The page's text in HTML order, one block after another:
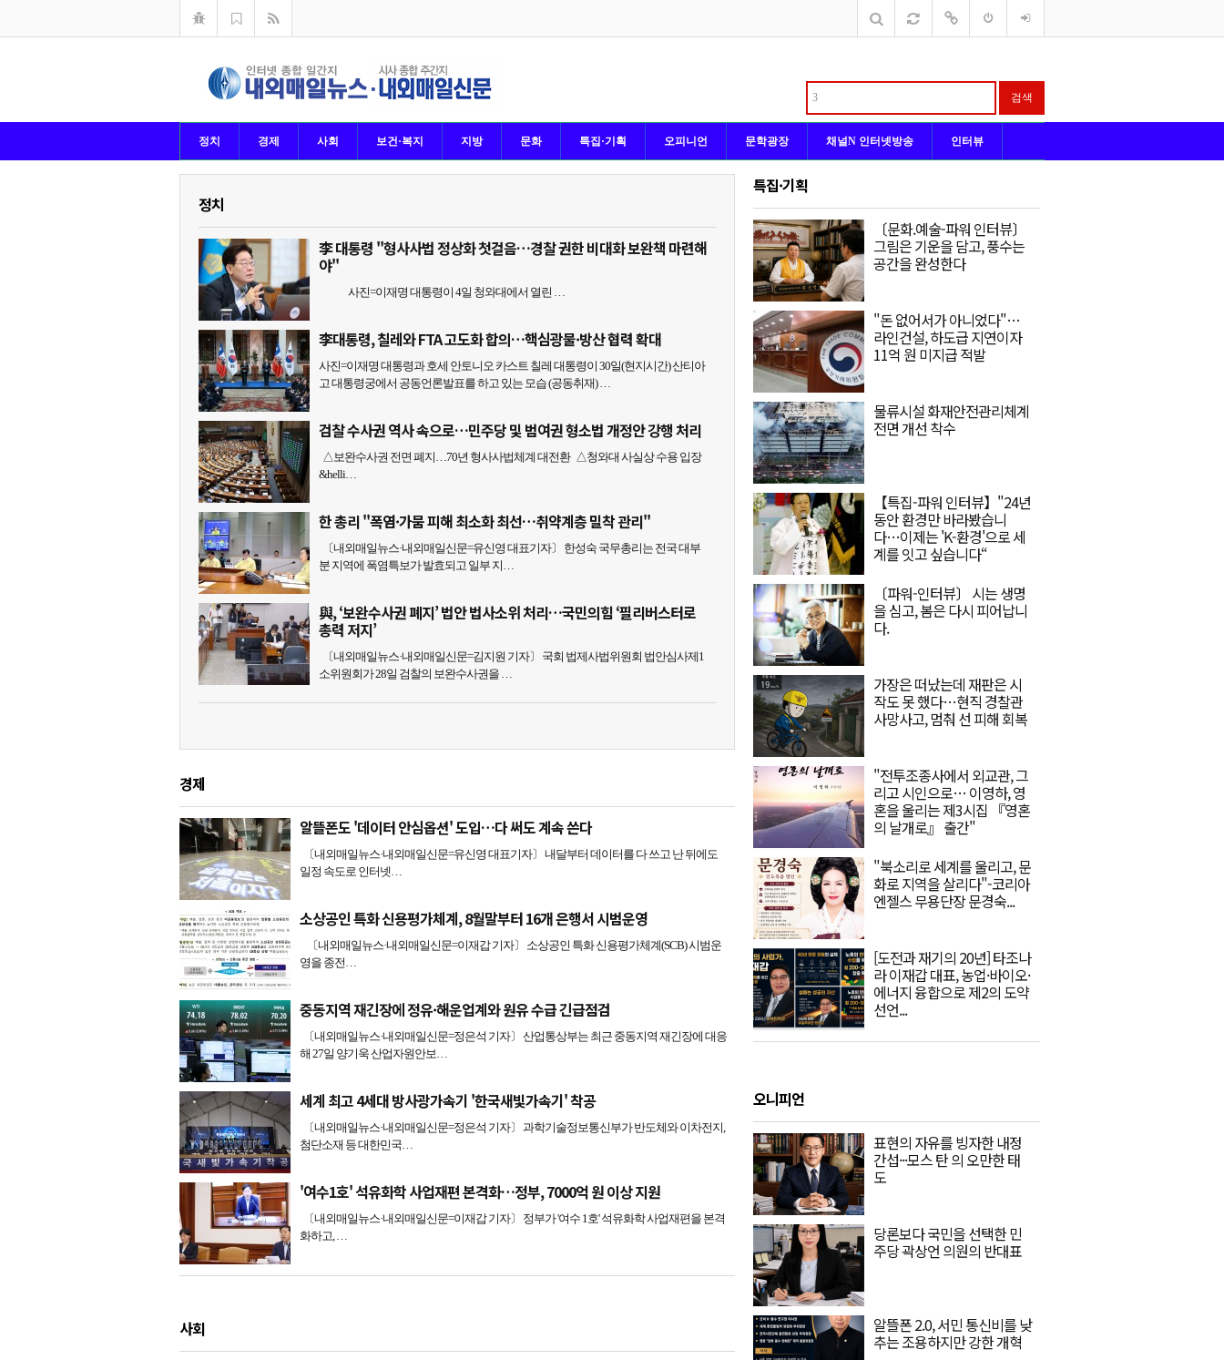
검색
정치 경제 사회 보건·복지 지방 문화 특집·기획 오피니언 문학광장 채널N 인터넷방송 인터뷰
특집·기획
〔문화.예술-파워 인터뷰〕
그림은 기운을 담고, 풍수는
공간을 완성한다
"돈 없어서가 아니었다"…
라인건설, 하도급 지연이자
11억 원 미지급 적발
물류시설 화재안전관리체계
전면 개선 착수
【특집-파워 인터뷰】"24년
동안 환경만 바라봤습니
다…이제는 'K-환경'으로 세
계를 잇고 싶습니다“
〔파워-인터뷰〕 시는 생명
을 심고, 봄은 다시 피어납니
다.
가장은 떠났는데 재판은 시
작도 못 했다…현직 경찰관
사망사고, 멈춰 선 피해 회복
"전투조종사에서 외교관, 그
리고 시인으로… 이영하, 영
혼을 울리는 제3시집 『영혼
의 날개로』 출간"
"북소리로 세계를 울리고, 문
화로 지역을 살리다"-코리아
엔젤스 무용단장 문경숙...
[도전과 재기의 20년] 타조나
라 이재갑 대표, 농업·바이오·
에너지 융합으로 제2의 도약
선언...
오니피언
표현의 자유를 빙자한 내정
간섭···모스 탄 의 오만한 태
도
당론보다 국민을 선택한 민
주당 곽상언 의원의 반대표
알뜰폰 2.0, 서민 통신비를 낮
추는 조용하지만 강한 개혁
정치
李 대통령 "형사사법 정상화 첫걸음…경찰 권한 비대화 보완책 마련해
야"
사진=이재명 대통령이 4일 청와대에서 열린 …
李대통령, 칠레와 FTA 고도화 합의…핵심광물·방산 협력 확대
사진=이재명 대통령과 호세 안토니오 카스트 칠레 대통령이 30일(현지시간) 산티아
고 대통령궁에서 공동언론발표를 하고 있는 모습 (공동취재) …
검찰 수사권 역사 속으로…민주당 및 범여권 형소법 개정안 강행 처리
△보완수사권 전면 폐지…70년 형사사법체계 대전환 △청와대 사실상 수용 입장
&helli…
한 총리 "폭염·가뭄 피해 최소화 최선…취약계층 밀착 관리"
〔내외매일뉴스·내외매일신문=유신영 대표기자〕 한성숙 국무총리는 전국 대부
분 지역에 폭염특보가 발효되고 일부 지…
與, ‘보완수사권 폐지’ 법안 법사소위 처리…국민의힘 ‘필리버스터로
총력 저지’
〔내외매일뉴스·내외매일신문=김지원 기자〕 국회 법제사법위원회 법안심사제1
소위원회가 28일 검찰의 보완수사권을 …
경제
알뜰폰도 '데이터 안심옵션' 도입…다 써도 계속 쓴다
〔내외매일뉴스·내외매일신문=유신영 대표기자〕 내달부터 데이터를 다 쓰고 난 뒤에도
일정 속도로 인터넷…
소상공인 특화 신용평가체계, 8월말부터 16개 은행서 시범운영
〔내외매일뉴스·내외매일신문=이재갑 기자〕 소상공인 특화 신용평가체계(SCB) 시범운
영을 종전…
중동지역 재긴장에 정유·해운업계와 원유 수급 긴급점검
〔내외매일뉴스·내외매일신문=정은석 기자〕 산업통상부는 최근 중동지역 재긴장에 대응
해 27일 양기욱 산업자원안보…
세계 최고 4세대 방사광가속기 '한국새빛가속기' 착공
〔내외매일뉴스·내외매일신문=정은석 기자〕 과학기술정보통신부가 반도체와 이차전지,
첨단소재 등 대한민국…
'여수1호' 석유화학 사업재편 본격화…정부, 7000억 원 이상 지원
〔내외매일뉴스·내외매일신문=이재갑 기자〕 정부가 '여수 1호' 석유화학 사업재편을 본격
화하고, …
사회